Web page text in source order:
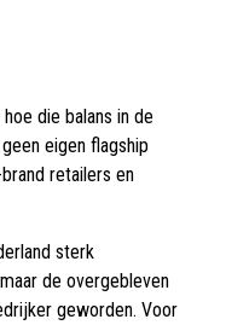
die balans in de
eigen flagship
retailers en
sterk
de overgebleven
geworden. Voor